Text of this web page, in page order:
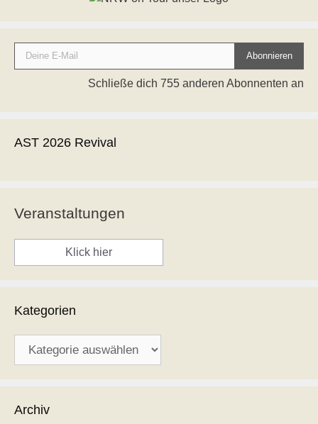
Deine E-Mail
Abonnieren
Schließe dich 755 anderen Abonnenten an
AST 2026 Revival
Veranstaltungen
Klick hier
Kategorien
Archiv